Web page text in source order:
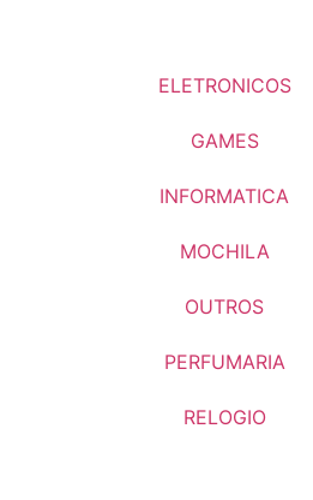
ELETRONICOS
GAMES
INFORMATICA
MOCHILA
OUTROS
PERFUMARIA
RELOGIO